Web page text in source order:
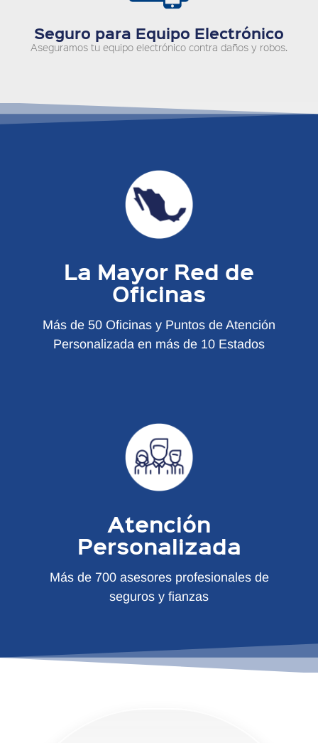
Seguro para Equipo Electrónico
Aseguramos tu equipo electrónico contra daños y robos.
La Mayor Red de
Oficinas
Más de 50 Oficinas y Puntos de Atención
Personalizada en más de 10 Estados
Atención
Personalizada
Más de 700 asesores profesionales de
seguros y fianzas